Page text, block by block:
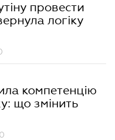
провести
логіку
компетенцію
що змінить
0